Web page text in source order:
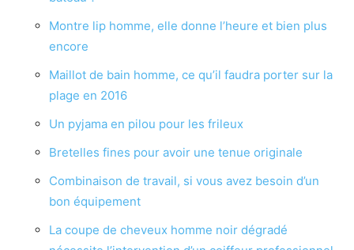
Montre lip homme, elle donne l’heure et bien plus
encore
Maillot de bain homme, ce qu’il faudra porter sur la
plage en 2016
Un pyjama en pilou pour les frileux
Bretelles fines pour avoir une tenue originale
Combinaison de travail, si vous avez besoin d’un
bon équipement
La coupe de cheveux homme noir dégradé